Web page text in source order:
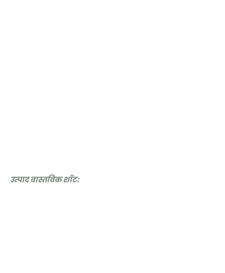
उत्पाद वास्तविक शॉट: